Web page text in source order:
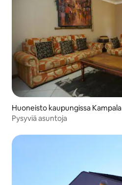
Huoneisto kaupungissa Kampala
Pysyviä asuntoja